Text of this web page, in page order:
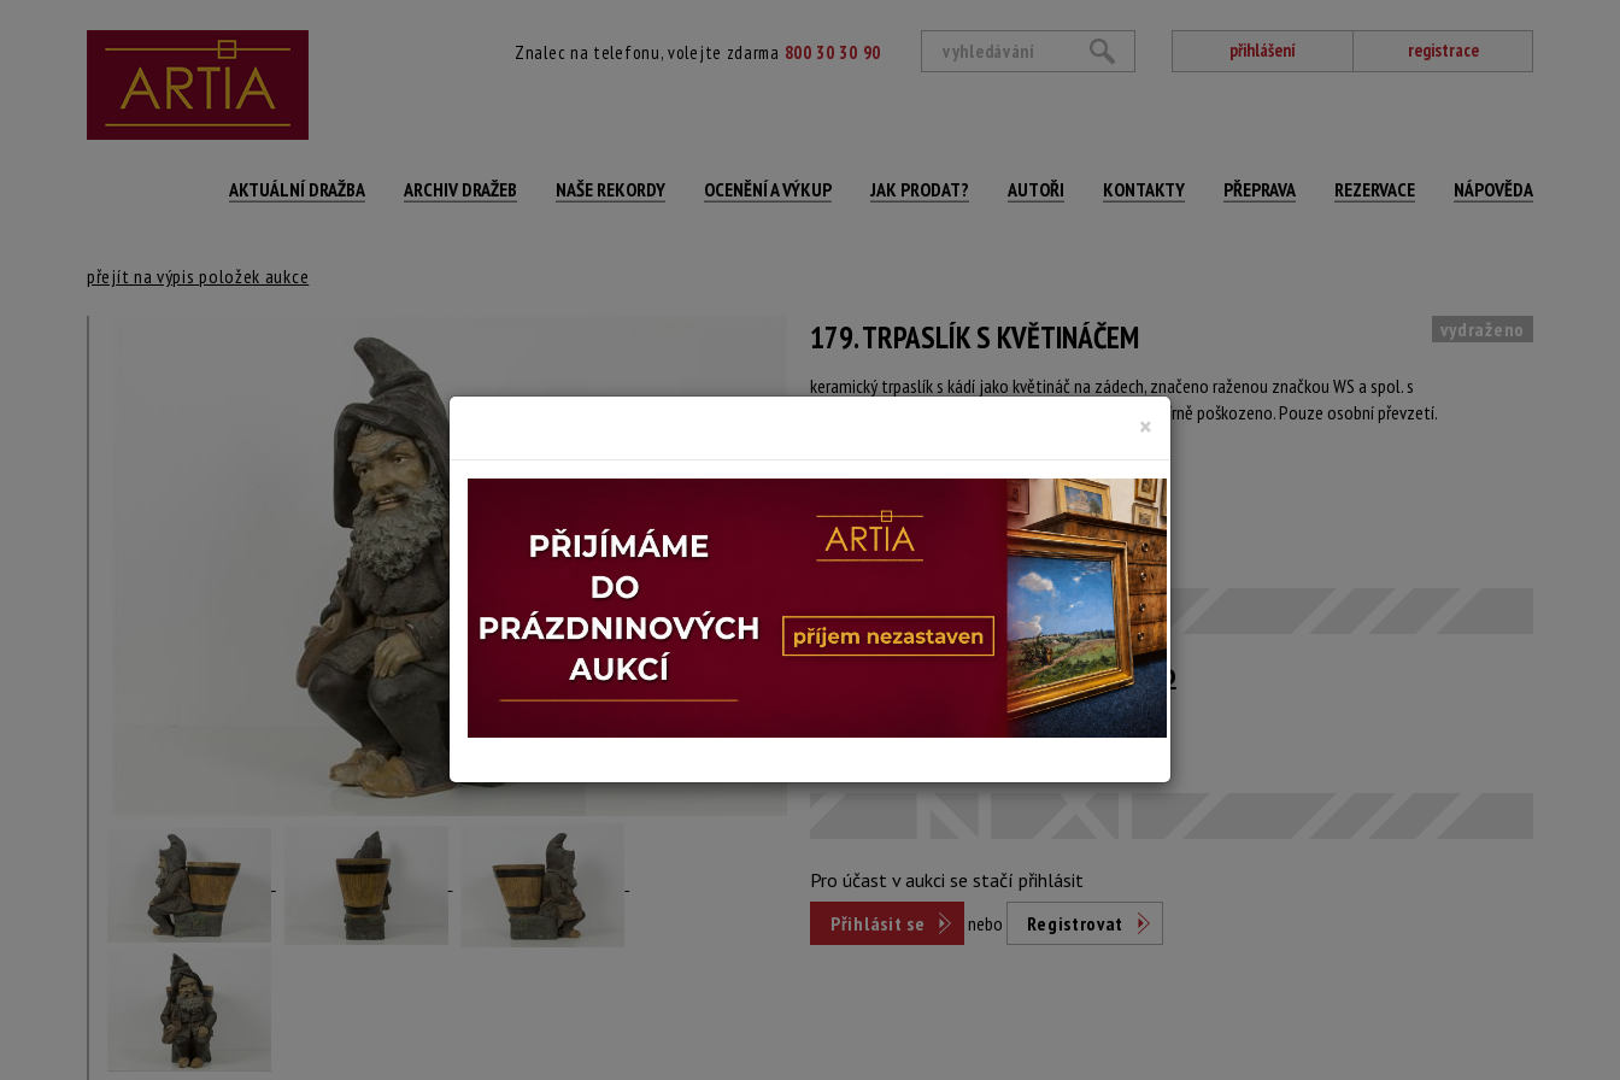
Znalec na telefonu, volejte zdarma 800 30 30 90 přihlášení registrace
AKTUÁLNÍ DRAŽBA ARCHIV DRAŽEB NAŠE REKORDY OCENĚNÍ A VÝKUP JAK PRODAT? AUTOŘI KONTAKTY PŘEPRAVA REZERVACE NÁPOVĚDA
přejít na výpis položek aukce
179. TRPASLÍK S KVĚTINÁČEM vydraženo
keramický trpaslík s kádí jako květináč na zádech, značeno raženou značkou WS a spol. s
Barevně glazováno, na některých místech odřeno, mírně poškozeno. Pouze osobní převzetí.
Šířka: 57 cm, výška: 65 cm
Konec dražby: 25.09.2018 21:14 SELČ
Dostupné po
Pro účast v aukci se stačí přihlásit
Přihlásit se
nebo Registrovat
×